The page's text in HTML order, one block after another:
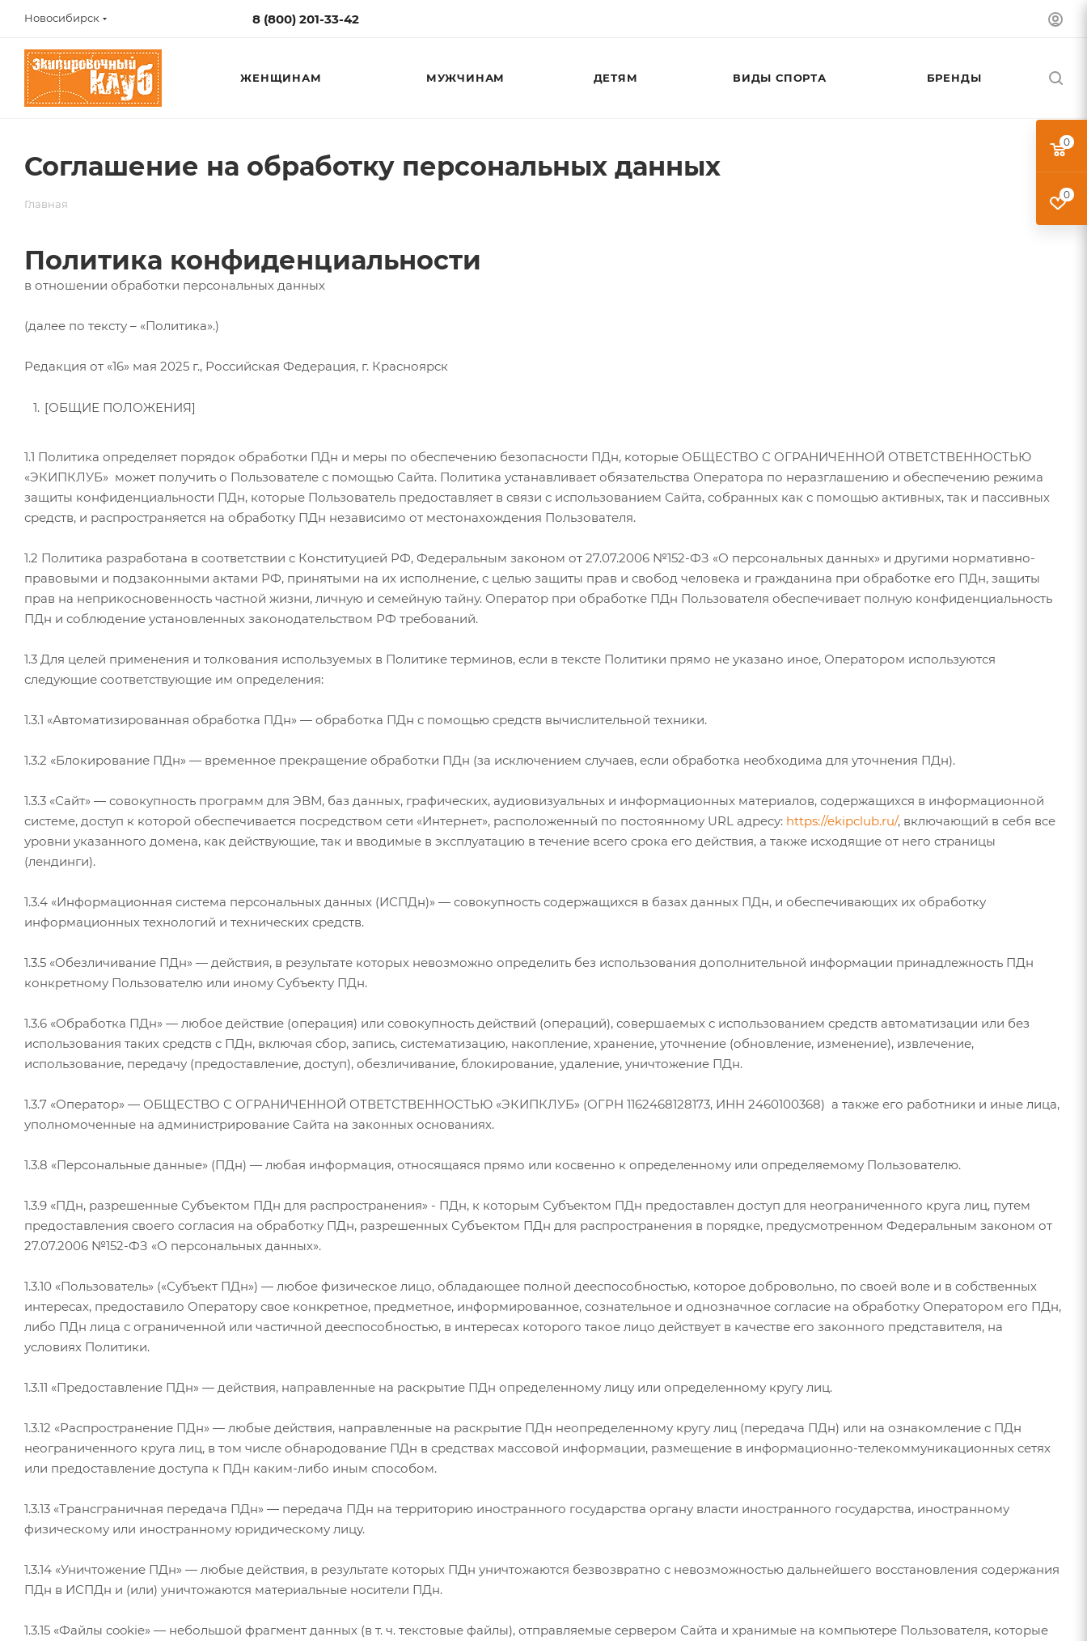
Новосибирск 8 (800) 201-33-42
ЖЕНЩИНАМ МУЖЧИНАМ ДЕТЯМ ВИДЫ СПОРТА БРЕНДЫ
Соглашение на обработку персональных данных
Главная
Политика конфиденциальности
в отношении обработки персональных данных
(далее по тексту – «Политика».)
Редакция от «16» мая 2025 г., Российская Федерация, г. Красноярск
[ОБЩИЕ ПОЛОЖЕНИЯ]
1.1 Политика определяет порядок обработки ПДн и меры по обеспечению безопасности ПДн, которые ОБЩЕСТВО С ОГРАНИЧЕННОЙ ОТВЕТСТВЕННОСТЬЮ
«ЭКИПКЛУБ» может получить о Пользователе с помощью Сайта. Политика устанавливает обязательства Оператора по неразглашению и обеспечению режима
защиты конфиденциальности ПДн, которые Пользователь предоставляет в связи с использованием Сайта, собранных как с помощью активных, так и пассивных
средств, и распространяется на обработку ПДн независимо от местонахождения Пользователя.
1.2 Политика разработана в соответствии с Конституцией РФ, Федеральным законом от 27.07.2006 №152-ФЗ «О персональных данных» и другими нормативно-
правовыми и подзаконными актами РФ, принятыми на их исполнение, с целью защиты прав и свобод человека и гражданина при обработке его ПДн, защиты
прав на неприкосновенность частной жизни, личную и семейную тайну. Оператор при обработке ПДн Пользователя обеспечивает полную конфиденциальность
ПДн и соблюдение установленных законодательством РФ требований.
1.3 Для целей применения и толкования используемых в Политике терминов, если в тексте Политики прямо не указано иное, Оператором используются
следующие соответствующие им определения:
1.3.1 «Автоматизированная обработка ПДн» — обработка ПДн с помощью средств вычислительной техники.
1.3.2 «Блокирование ПДн» — временное прекращение обработки ПДн (за исключением случаев, если обработка необходима для уточнения ПДн).
1.3.3 «Сайт» — совокупность программ для ЭВМ, баз данных, графических, аудиовизуальных и информационных материалов, содержащихся в информационной
системе, доступ к которой обеспечивается посредством сети «Интернет», расположенный по постоянному URL адресу: https://ekipclub.ru/, включающий в себя все
уровни указанного домена, как действующие, так и вводимые в эксплуатацию в течение всего срока его действия, а также исходящие от него страницы
(лендинги).
1.3.4 «Информационная система персональных данных (ИСПДн)» — совокупность содержащихся в базах данных ПДн, и обеспечивающих их обработку
информационных технологий и технических средств.
1.3.5 «Обезличивание ПДн» — действия, в результате которых невозможно определить без использования дополнительной информации принадлежность ПДн
конкретному Пользователю или иному Субъекту ПДн.
1.3.6 «Обработка ПДн» — любое действие (операция) или совокупность действий (операций), совершаемых с использованием средств автоматизации или без
использования таких средств с ПДн, включая сбор, запись, систематизацию, накопление, хранение, уточнение (обновление, изменение), извлечение,
использование, передачу (предоставление, доступ), обезличивание, блокирование, удаление, уничтожение ПДн.
1.3.7 «Оператор» — ОБЩЕСТВО С ОГРАНИЧЕННОЙ ОТВЕТСТВЕННОСТЬЮ «ЭКИПКЛУБ» (ОГРН 1162468128173, ИНН 2460100368) а также его работники и иные лица,
уполномоченные на администрирование Сайта на законных основаниях.
1.3.8 «Персональные данные» (ПДн) — любая информация, относящаяся прямо или косвенно к определенному или определяемому Пользователю.
1.3.9 «ПДн, разрешенные Субъектом ПДн для распространения» - ПДн, к которым Субъектом ПДн предоставлен доступ для неограниченного круга лиц, путем
предоставления своего согласия на обработку ПДн, разрешенных Субъектом ПДн для распространения в порядке, предусмотренном Федеральным законом от
27.07.2006 №152-ФЗ «О персональных данных».
1.3.10 «Пользователь» («Субъект ПДн») — любое физическое лицо, обладающее полной дееспособностью, которое добровольно, по своей воле и в собственных
интересах, предоставило Оператору свое конкретное, предметное, информированное, сознательное и однозначное согласие на обработку Оператором его ПДн,
либо ПДн лица с ограниченной или частичной дееспособностью, в интересах которого такое лицо действует в качестве его законного представителя, на
условиях Политики.
1.3.11 «Предоставление ПДн» — действия, направленные на раскрытие ПДн определенному лицу или определенному кругу лиц.
1.3.12 «Распространение ПДн» — любые действия, направленные на раскрытие ПДн неопределенному кругу лиц (передача ПДн) или на ознакомление с ПДн
неограниченного круга лиц, в том числе обнародование ПДн в средствах массовой информации, размещение в информационно-телекоммуникационных сетях
или предоставление доступа к ПДн каким-либо иным способом.
1.3.13 «Трансграничная передача ПДн» — передача ПДн на территорию иностранного государства органу власти иностранного государства, иностранному
физическому или иностранному юридическому лицу.
1.3.14 «Уничтожение ПДн» — любые действия, в результате которых ПДн уничтожаются безвозвратно с невозможностью дальнейшего восстановления содержания
ПДн в ИСПДн и (или) уничтожаются материальные носители ПДн.
1.3.15 «Файлы cookie» — небольшой фрагмент данных (в т. ч. текстовые файлы), отправляемые сервером Сайта и хранимые на компьютере Пользователя, которые
0
0